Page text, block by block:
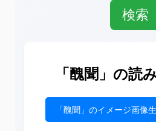
「醜聞」の読
「醜聞」のイメージ画像